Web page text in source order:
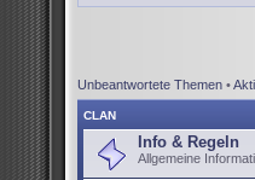
Unbeantwortete Themen •
CLAN
Info & Regeln
Allgemeine